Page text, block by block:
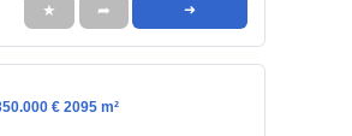
★ ➦ ➜
€ 2095 m²